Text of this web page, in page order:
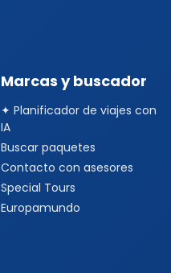
Marcas y buscador
✦ Planificador de viajes con
IA
Buscar paquetes
Contacto con asesores
Special Tours
Europamundo